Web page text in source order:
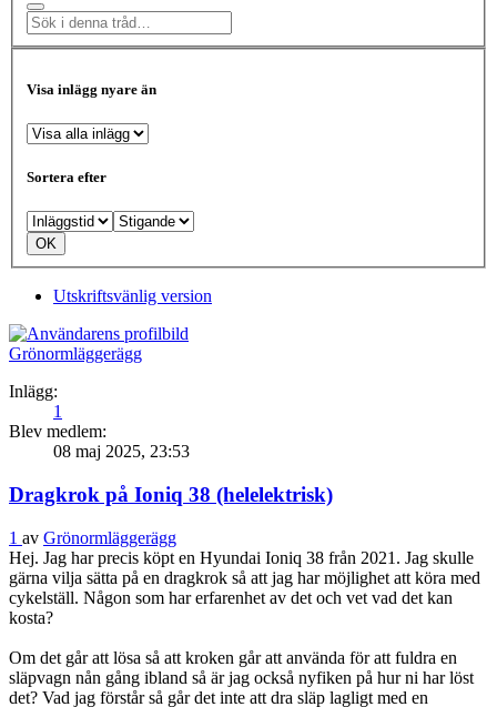
Visa inlägg nyare än
Sortera efter
Utskriftsvänlig version
Grönormläggerägg
Inlägg:
1
Blev medlem:
08 maj 2025, 23:53
Dragkrok på Ioniq 38 (helelektrisk)
1 av Grönormläggerägg
Hej. Jag har precis köpt en Hyundai Ioniq 38 från 2021. Jag skulle
gärna vilja sätta på en dragkrok så att jag har möjlighet att köra med
cykelställ. Någon som har erfarenhet av det och vet vad det kan
kosta?
Om det går att lösa så att kroken går att använda för att fuldra en
släpvagn nån gång ibland så är jag också nyfiken på hur ni har löst
det? Vad jag förstår så går det inte att dra släp lagligt med en